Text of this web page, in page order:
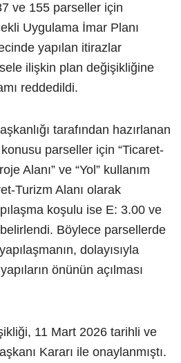
ve 155 parseller için
Uygulama İmar Planı
yapılan itirazlar
ilişkin plan değişikliğine
reddedildi.
tarafından hazırlanan
parseller için “Ticaret-
Alanı” ve “Yol” kullanım
Turizm Alanı olarak
koşulu ise E: 3.00 ve
Böylece parsellerde
dolayısıyla
önünün açılması
11 Mart 2026 tarihli ve
Kararı ile onaylanmıştı.